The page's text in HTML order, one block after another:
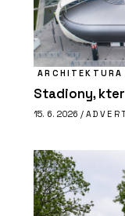
ARCHITEKTURA
Stadiony,
15. 6. 2026 /